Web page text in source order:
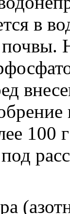
в
100